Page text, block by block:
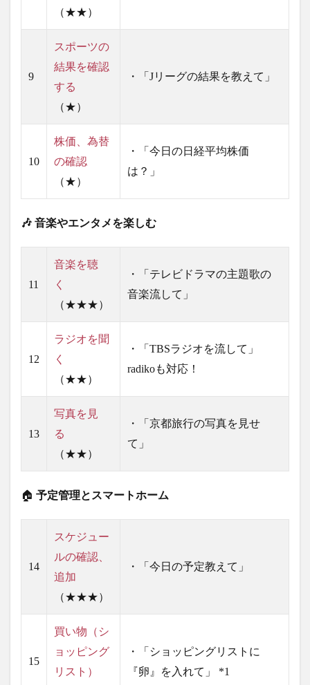
（★★）
9
スポーツの
結果を確認
する
（★）
・「Jリーグの結果を教えて」
10
株価、為替
の確認
（★）
・「今日の日経平均株価
は？」
🎶 音楽やエンタメを楽しむ
11
音楽を聴
く
（★★★）
・「テレビドラマの主題歌の
音楽流して」
12
ラジオを聞
く
（★★）
・「TBSラジオを流して」
radikoも対応！
13
写真を見
る
（★★）
・「京都旅行の写真を見せ
て」
🏠 予定管理とスマートホーム
14
スケジュー
ルの確認、
追加
（★★★）
・「今日の予定教えて」
15
買い物（シ
ョッピング
リスト）
・「ショッピングリストに
『卵』を入れて」 *1